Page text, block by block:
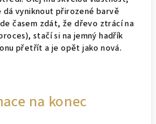
dá vyniknout přirozené barvě
časem zdát, že dřevo ztrácí na
stačí si na jemný hadřík
přetřít a je opět jako nová.
na konec